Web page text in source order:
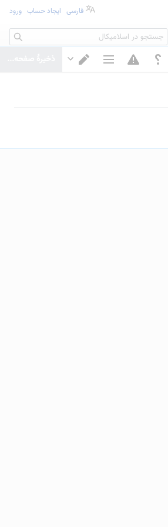
فارسی ایجاد حساب ورود
جستجو